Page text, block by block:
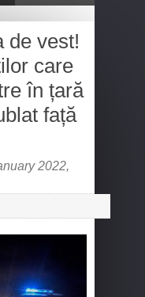
de vest!
care
în țară
față
2022,